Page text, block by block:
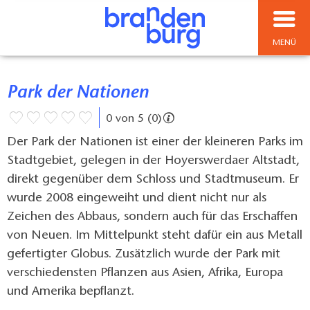
MENÜ
Park der Nationen
0 von 5 (0)
Der Park der Nationen ist einer der kleineren Parks im
Stadtgebiet, gelegen in der Hoyerswerdaer Altstadt,
direkt gegenüber dem Schloss und Stadtmuseum. Er
wurde 2008 eingeweiht und dient nicht nur als
Zeichen des Abbaus, sondern auch für das Erschaffen
von Neuen. Im Mittelpunkt steht dafür ein aus Metall
gefertigter Globus. Zusätzlich wurde der Park mit
verschiedensten Pflanzen aus Asien, Afrika, Europa
und Amerika bepflanzt.